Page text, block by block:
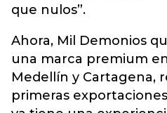
que nulos”.
Ahora, Mil Demonios
una marca premium
Medellín y Cartagena,
primeras